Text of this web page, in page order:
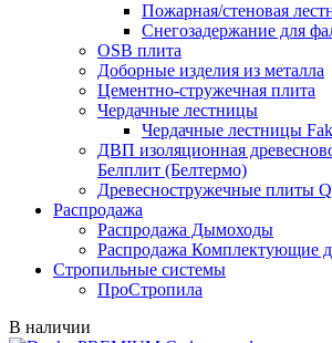
Пожарная/стеновая
Снегозадержание для
OSB плита
Доборные изделия из металла
Цементно-стружечная плита
Чердачные лестницы
Чердачные лестницы
ДВП изоляционная
Белплит (Белтермо)
Древесностружечные плиты
Распродажа
Распродажа Дымоходы
Распродажа Комплектующие
Стропильные системы
ПроСтропила
В наличии